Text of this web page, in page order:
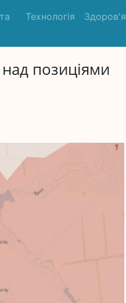
Технологія Здоров'я
позиціями